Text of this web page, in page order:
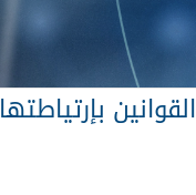
القوانين بإرتياطتها